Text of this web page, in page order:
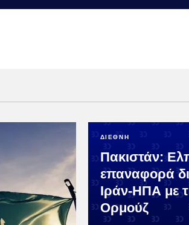
ΔΙΕΘΝΗ
Πακιστάν:
επαναφορά
Ιράν-ΗΠΑ με
Ορμούζ